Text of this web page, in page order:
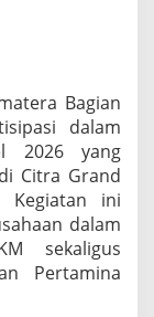
Bagian
dalam
2026 yang
Citra Grand
Kegiatan ini
dalam
sekaligus
Pertamina